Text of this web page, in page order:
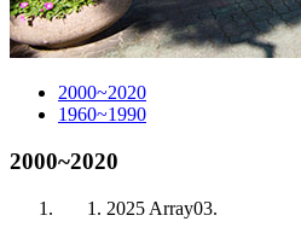
2000~2020
1960~1990
2000~2020
2025 Array03.